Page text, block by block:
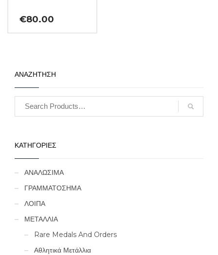
€80.00
ΑΝΑΖΗΤΗΣΗ
ΚΑΤΗΓΟΡΙΕΣ
ΑΝΑΛΩΣΙΜΑ
ΓΡΑΜΜΑΤΟΣΗΜΑ
ΛΟΙΠΑ
ΜΕΤΑΛΛΙΑ
Rare Medals And Orders
Αθλητικά Μετάλλια